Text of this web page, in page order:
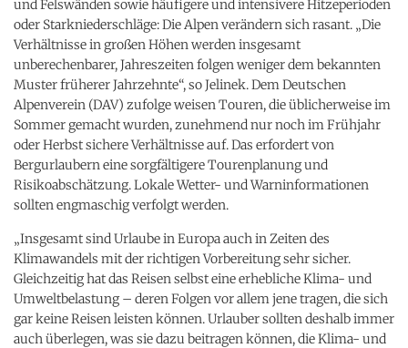
und Felswänden sowie häufigere und intensivere Hitzeperioden
oder Starkniederschläge: Die Alpen verändern sich rasant. „Die
Verhältnisse in großen Höhen werden insgesamt
unberechenbarer, Jahreszeiten folgen weniger dem bekannten
Muster früherer Jahrzehnte“, so Jelinek. Dem Deutschen
Alpenverein (DAV) zufolge weisen Touren, die üblicherweise im
Sommer gemacht wurden, zunehmend nur noch im Frühjahr
oder Herbst sichere Verhältnisse auf. Das erfordert von
Bergurlaubern eine sorgfältigere Tourenplanung und
Risikoabschätzung. Lokale Wetter- und Warninformationen
sollten engmaschig verfolgt werden.
„Insgesamt sind Urlaube in Europa auch in Zeiten des
Klimawandels mit der richtigen Vorbereitung sehr sicher.
Gleichzeitig hat das Reisen selbst eine erhebliche Klima- und
Umweltbelastung – deren Folgen vor allem jene tragen, die sich
gar keine Reisen leisten können. Urlauber sollten deshalb immer
auch überlegen, was sie dazu beitragen können, die Klima- und